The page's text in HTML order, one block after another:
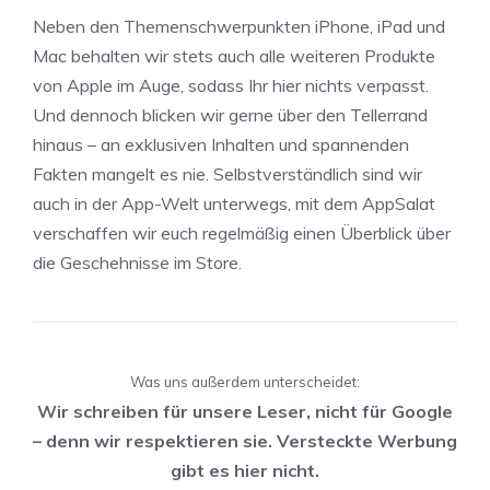
Neben den Themenschwerpunkten iPhone, iPad und
Mac behalten wir stets auch alle weiteren Produkte
von Apple im Auge, sodass Ihr hier nichts verpasst.
Und dennoch blicken wir gerne über den Tellerrand
hinaus – an exklusiven Inhalten und spannenden
Fakten mangelt es nie. Selbstverständlich sind wir
auch in der App-Welt unterwegs, mit dem AppSalat
verschaffen wir euch regelmäßig einen Überblick über
die Geschehnisse im Store.
Was uns außerdem unterscheidet:
Wir schreiben für unsere Leser, nicht für Google
– denn wir respektieren sie. Versteckte Werbung
gibt es hier nicht.